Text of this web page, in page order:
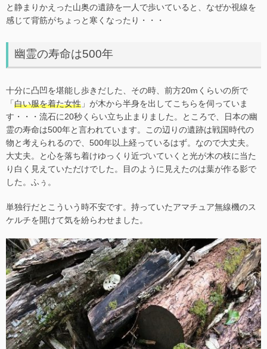
と静まりかえった山奥の遺跡を一人で歩いていると、なぜか視線を
感じて背筋がちょっと寒くなったり・・・
幽霊の寿命は500年
十分に凸凹を堪能し歩きだした、その時、前方20mくらいの所で
「白い服を着た女性 」が木から半身を出してこちらを伺っていま
す・・・流石に20秒くらい立ち止まりました。ところで、日本の幽
霊の寿命は500年と言われています。この辺りの遺跡は戦国時代の
物と考えられるので、500年以上経っているはず。なので大丈夫。
大丈夫。と心を落ち着けゆっくり近づいていくと光が木の枝に当た
り白く見えていただけでした。目のように見えたのは葉が作る影で
した。ふぅ。
単独行だとこういう時不安です。持っていたアマチュア無線機のス
ケルチを開けて気を紛らわせました。